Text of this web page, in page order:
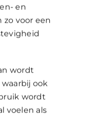
en
zo voor een
wordt
ook
wordt
voelen als